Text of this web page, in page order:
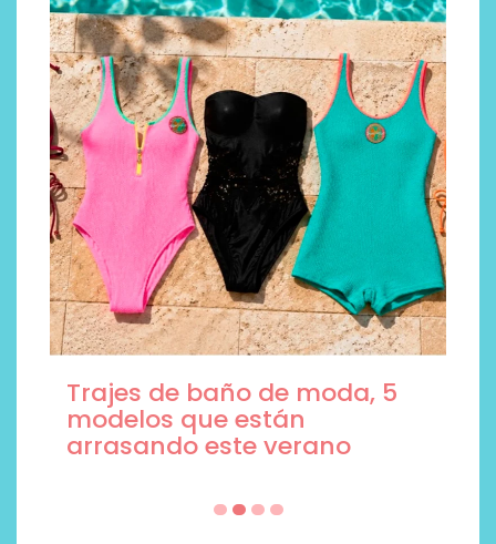
Trajes de baño de moda, 5
modelos que están
arrasando este verano